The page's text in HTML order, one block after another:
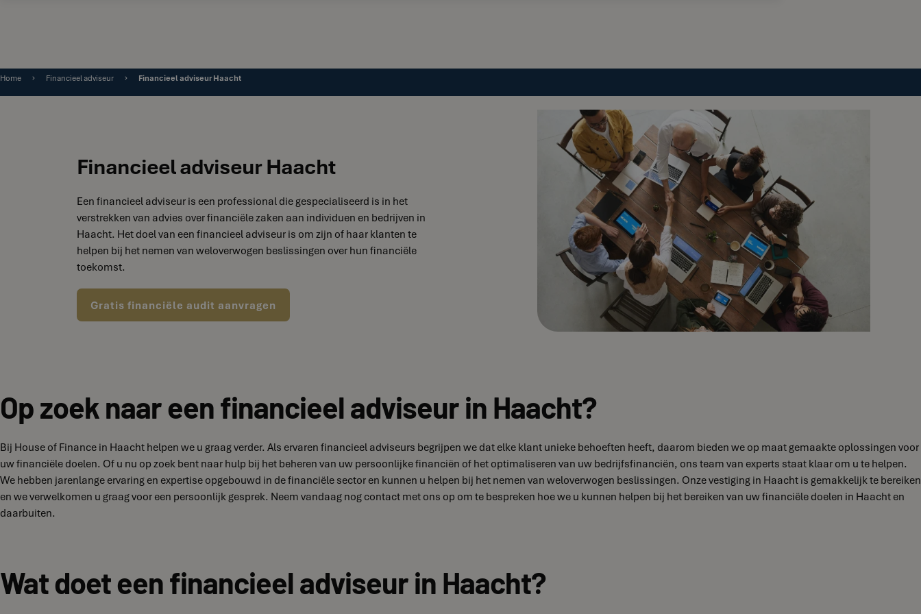
Home Financieel adviseur Financieel adviseur Haacht
Financieel adviseur Haacht
Een financieel adviseur is een professional die gespecialiseerd is in het
verstrekken van advies over financiële zaken aan individuen en bedrijven in
Haacht. Het doel van een financieel adviseur is om zijn of haar klanten te
helpen bij het nemen van weloverwogen beslissingen over hun financiële
toekomst.
Gratis financiële audit aanvragen
Op zoek naar een financieel adviseur in Haacht?
Bij House of Finance in Haacht helpen we u graag verder. Als ervaren financieel adviseurs begrijpen we dat elke klant unieke behoeften heeft, daarom bieden we op maat gemaakte oplossingen voor
uw financiële doelen. Of u nu op zoek bent naar hulp bij het beheren van uw persoonlijke financiën of het optimaliseren van uw bedrijfsfinanciën, ons team van experts staat klaar om u te helpen.
We hebben jarenlange ervaring en expertise opgebouwd in de financiële sector en kunnen u helpen bij het nemen van weloverwogen beslissingen. Onze vestiging in Haacht is gemakkelijk te bereiken
en we verwelkomen u graag voor een persoonlijk gesprek. Neem vandaag nog contact met ons op om te bespreken hoe we u kunnen helpen bij het bereiken van uw financiële doelen in Haacht en
daarbuiten.
Wat doet een financieel adviseur in Haacht?